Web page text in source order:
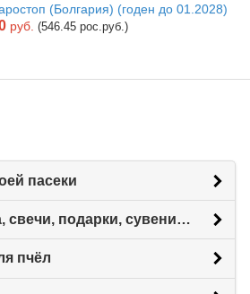
(Болгария) (годен до 01.2028)
руб. (546.45 рос.руб.)
пасеки
Мыло, косметика, свечи, подарки, сувениры.
пчёл